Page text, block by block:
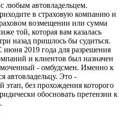
любым автовладельцем.
в страховую компанию и
возмещении или сумма
той, которая вам казалась
назад пришлось бы судиться.
июня 2019 года для разрешения
и клиентов был назначен
- омбудсмен. Именно к
автовладельцу. Это -
этап, без прохождения которого
обосновать претензии к